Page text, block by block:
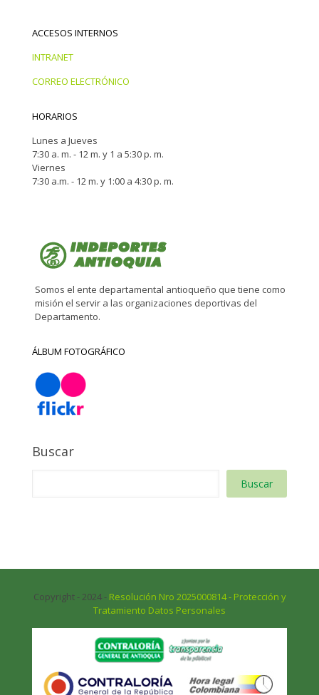
ACCESOS INTERNOS
INTRANET
CORREO ELECTRÓNICO
HORARIOS
Lunes a Jueves
7:30 a. m. - 12 m. y 1 a 5:30 p. m.
Viernes
7:30 a.m. - 12 m. y 1:00 a 4:30 p. m.
Somos el ente departamental antioqueño que tiene como
misión el servir a las organizaciones deportivas del
Departamento.
ÁLBUM FOTOGRÁFICO
Buscar
Buscar
Copyright - 2024 - Resolución Nro 2025000814 - Protección y
Tratamiento Datos Personales